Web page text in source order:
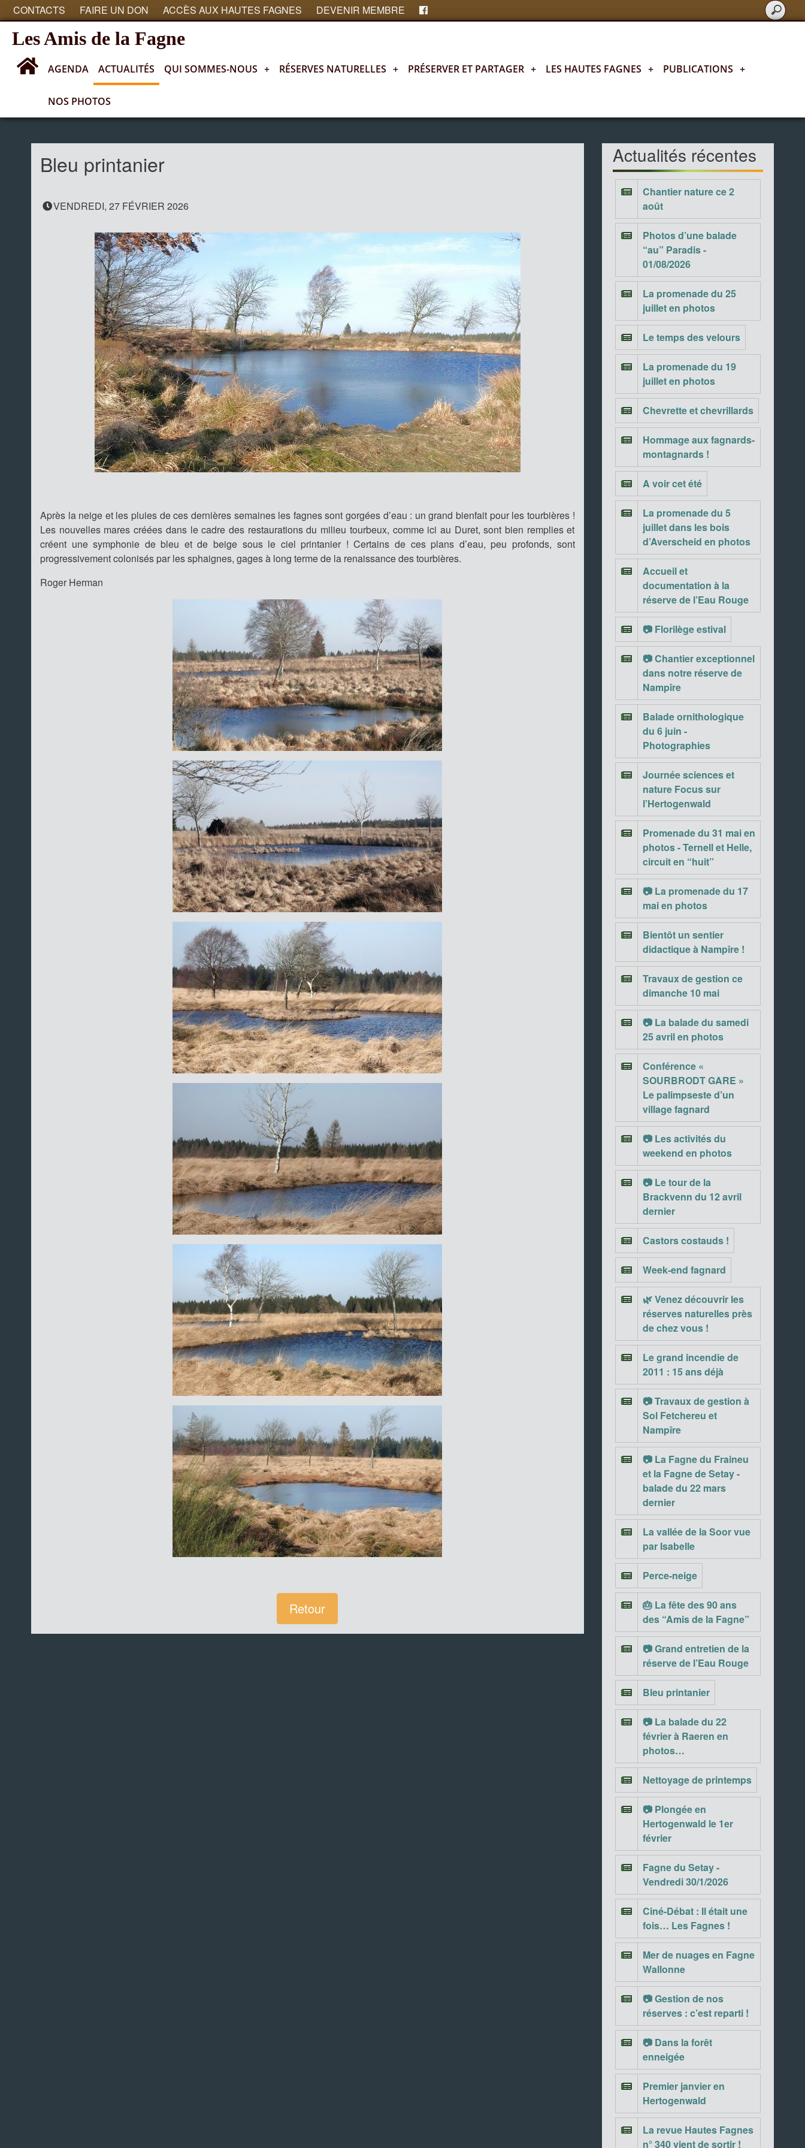
CONTACTS FAIRE UN DON ACCÈS AUX HAUTES FAGNES DEVENIR MEMBRE
Les Amis de la Fagne
AGENDA ACTUALITÉS QUI SOMMES-NOUS + RÉSERVES NATURELLES + PRÉSERVER ET PARTAGER + LES HAUTES FAGNES + PUBLICATIONS +
NOS PHOTOS
Actualités
Bleu printanier
VENDREDI, 27 FÉVRIER 2026
Après la neige et les pluies de ces dernières semaines les fagnes sont gorgées d’eau : un grand bienfait pour les tourbières !
Les nouvelles mares créées dans le cadre des restaurations du milieu tourbeux, comme ici au Duret, sont bien remplies et
créent une symphonie de bleu et de beige sous le ciel printanier ! Certains de ces plans d’eau, peu profonds, sont
progressivement colonisés par les sphaignes, gages à long terme de la renaissance des tourbières.
Roger Herman
Retour
Actualités récentes
Chantier nature ce 2
août
Photos d’une balade
“au” Paradis -
01/08/2026
La promenade du 25
juillet en photos
Le temps des velours
La promenade du 19
juillet en photos
Chevrette et chevrillards
Hommage aux fagnards-
montagnards !
A voir cet été
La promenade du 5
juillet dans les bois
d’Averscheid en photos
Accueil et
documentation à la
réserve de l’Eau Rouge
📷 Florilège estival
📷 Chantier exceptionnel
dans notre réserve de
Nampîre
Balade ornithologique
du 6 juin -
Photographies
Journée sciences et
nature Focus sur
l’Hertogenwald
Promenade du 31 mai en
photos - Ternell et Helle,
circuit en “huit”
📷 La promenade du 17
mai en photos
Bientôt un sentier
didactique à Nampîre !
Travaux de gestion ce
dimanche 10 mai
📷 La balade du samedi
25 avril en photos
Conférence «
SOURBRODT GARE »
Le palimpseste d’un
village fagnard
📷 Les activités du
weekend en photos
📷 Le tour de la
Brackvenn du 12 avril
dernier
Castors costauds !
Week-end fagnard
🌿 Venez découvrir les
réserves naturelles près
de chez vous !
Le grand incendie de
2011 : 15 ans déjà
📷 Travaux de gestion à
Sol Fetchereu et
Nampîre
📷 La Fagne du Fraineu
et la Fagne de Setay -
balade du 22 mars
dernier
La vallée de la Soor vue
par Isabelle
Perce-neige
🎂 La fête des 90 ans
des “Amis de la Fagne”
📷 Grand entretien de la
réserve de l’Eau Rouge
Bleu printanier
📷 La balade du 22
février à Raeren en
photos…
Nettoyage de printemps
📷 Plongée en
Hertogenwald le 1er
février
Fagne du Setay -
Vendredi 30/1/2026
Ciné-Débat : Il était une
fois… Les Fagnes !
Mer de nuages en Fagne
Wallonne
📷 Gestion de nos
réserves : c’est reparti !
📷 Dans la forêt
enneigée
Premier janvier en
Hertogenwald
La revue Hautes Fagnes
n° 340 vient de sortir !